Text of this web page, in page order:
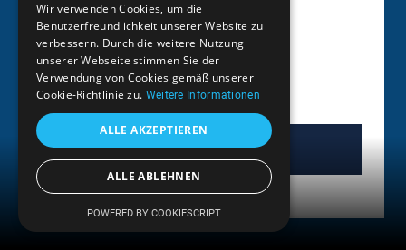
Menü
Mercury
200PS 229
4600ccm Benzin
Mehr erfahren
Wir verwenden Cookies, um die
Benutzerfreundlichkeit unserer Website zu
verbessern. Durch die weitere Nutzung
unserer Webseite stimmen Sie der
Verwendung von Cookies gemäß unserer
Cookie-Richtlinie zu. Weitere Informationen
ALLE AKZEPTIEREN
ALLE ABLEHNEN
POWERED BY COOKIESCRIPT